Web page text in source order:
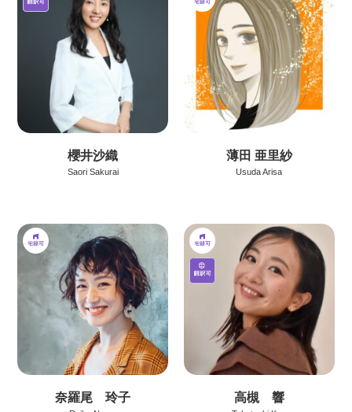
櫻井沙織
Saori Sakurai
薄田 亜里紗
Usuda Arisa
奈羅尾 玲子 高槻 響